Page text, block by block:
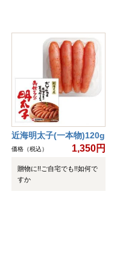
近海明太子(一本物)120g
価格（税込） 1,350円
贈物に!!ご自宅でも!!如何で
すか